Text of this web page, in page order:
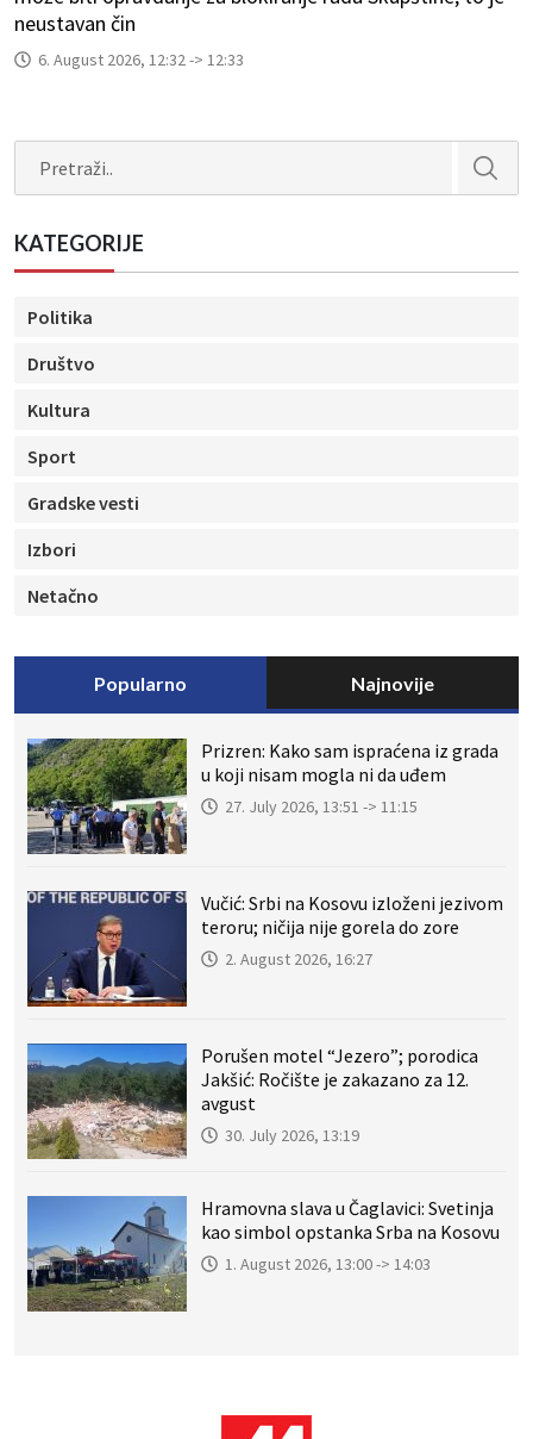
neustavan čin
6. August 2026, 12:32 -> 12:33
KATEGORIJE
Politika
Društvo
Kultura
Sport
Gradske vesti
Izbori
Netačno
Popularno Najnovije
Prizren: Kako sam ispraćena iz grada
u koji nisam mogla ni da uđem
27. July 2026, 13:51 -> 11:15
Vučić: Srbi na Kosovu izloženi jezivom
teroru; ničija nije gorela do zore
2. August 2026, 16:27
Porušen motel “Jezero”; porodica
Jakšić: Ročište je zakazano za 12.
avgust
30. July 2026, 13:19
Hramovna slava u Čaglavici: Svetinja
kao simbol opstanka Srba na Kosovu
1. August 2026, 13:00 -> 14:03